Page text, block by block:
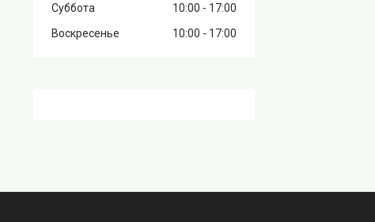
Суббота
10:00
17:00
Воскресенье
10:00 17:00